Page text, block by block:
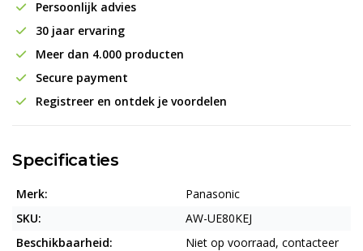
Persoonlijk advies
30 jaar ervaring
Meer dan 4.000 producten
Secure payment
Registreer en ontdek je voordelen
Specificaties
Merk:
Panasonic
SKU:
AW-UE80KEJ
Beschikbaarheid:
Niet op voorraad, contacteer